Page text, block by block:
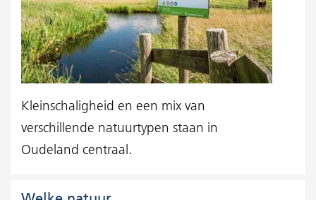
Kleinschaligheid en een mix van
verschillende natuurtypen staan in
Oudeland centraal.